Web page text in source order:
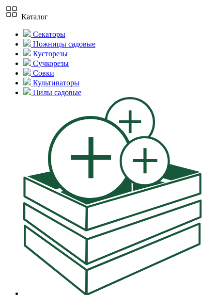
Каталог
Секаторы
Ножницы садовые
Кусторезы
Сучкорезы
Совки
Культиваторы
Пилы садовые